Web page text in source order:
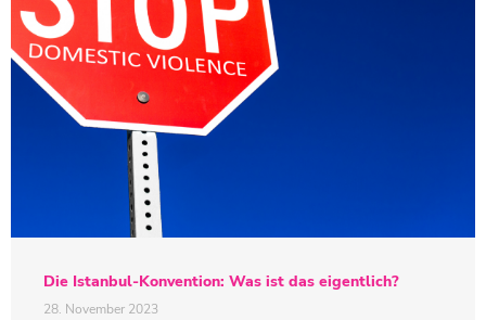
Die Istanbul-Konvention: Was ist das eigentlich?
28. November 2023